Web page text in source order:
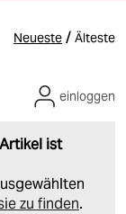
Neueste / Älteste
ist
zu finden.
einloggen